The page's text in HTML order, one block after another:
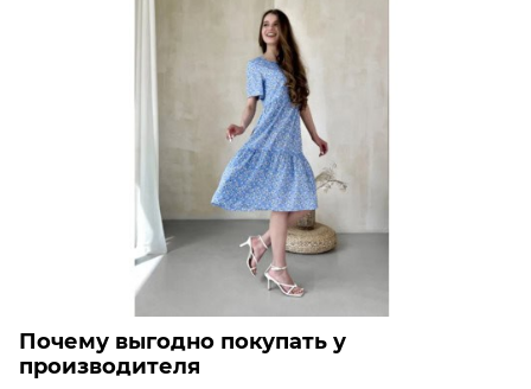
Почему выгодно покупать у
производителя